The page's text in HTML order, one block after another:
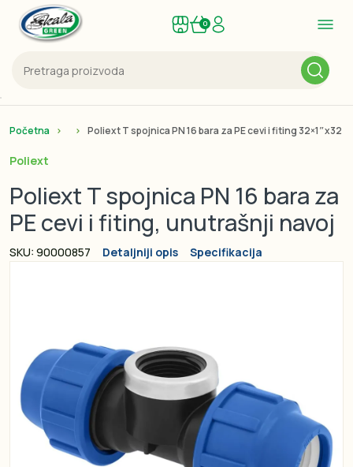
0
Početna Poliext T spojnica PN 16 bara za PE cevi i fiting 32×1″x32
Poliext
Poliext T spojnica PN 16 bara za
PE cevi i fiting, unutrašnji navoj
SKU: 90000857 Detaljniji opis Specifikacija